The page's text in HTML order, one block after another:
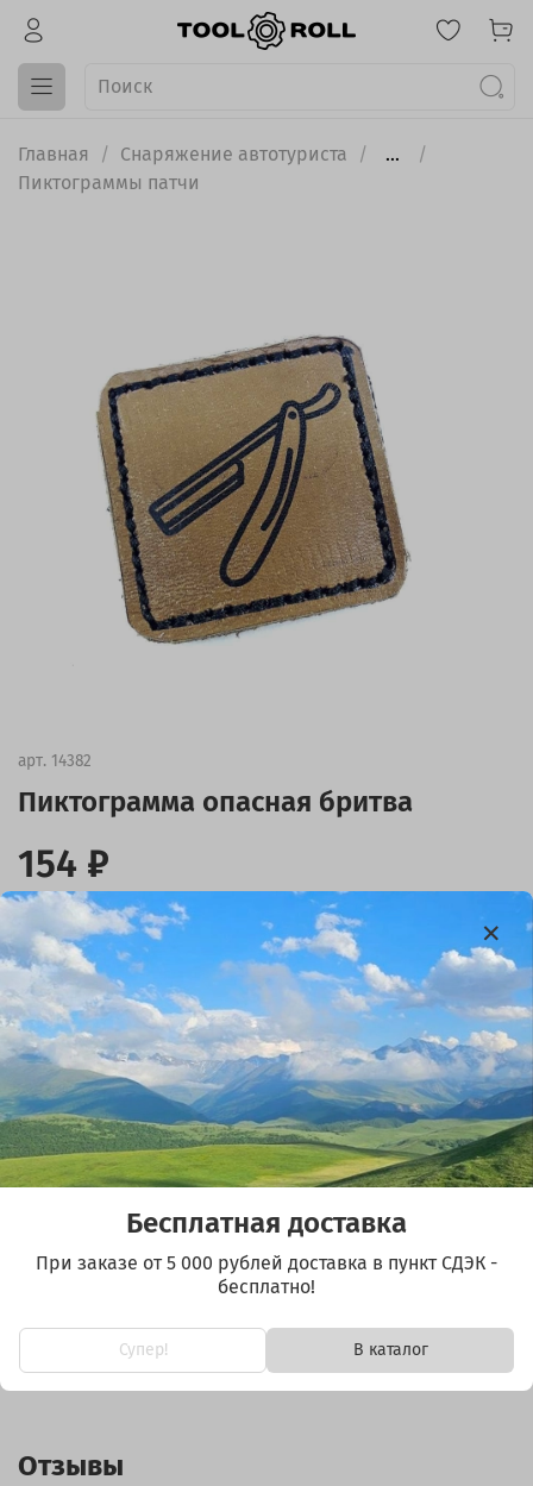
Главная Снаряжение автотуриста
...
Пиктограммы патчи
арт. 14382
Пиктограмма опасная бритва
(0) В избранное
154 ₽
В корзину
Купить в 1 клик
Размер 4х4см
Изготовлена из натуральной кожи
Пиктограмма опасная бритва
Изготовлена из натуральной кожи
С обратной стороны липучка VELCRO для размещения
Отзывы
Бесплатная доставка
При заказе от 5 000 рублей доставка в пункт СДЭК -
бесплатно!
Супер! В каталог